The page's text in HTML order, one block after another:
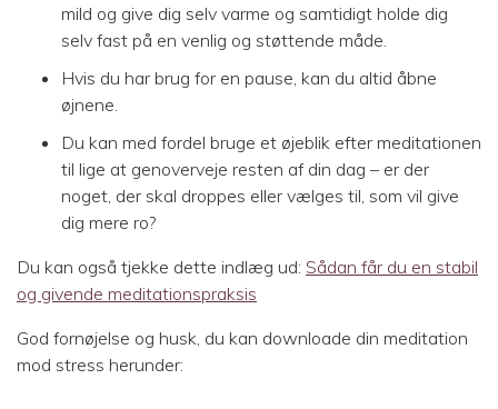
mild og give dig selv varme og samtidigt holde dig
selv fast på en venlig og støttende måde.
Hvis du har brug for en pause, kan du altid åbne
øjnene.
Du kan med fordel bruge et øjeblik efter meditationen
til lige at genoverveje resten af din dag – er der
noget, der skal droppes eller vælges til, som vil give
dig mere ro?
Du kan også tjekke dette indlæg ud: Sådan får du en stabil
og givende meditationspraksis
God fornøjelse og husk, du kan downloade din meditation
mod stress herunder: